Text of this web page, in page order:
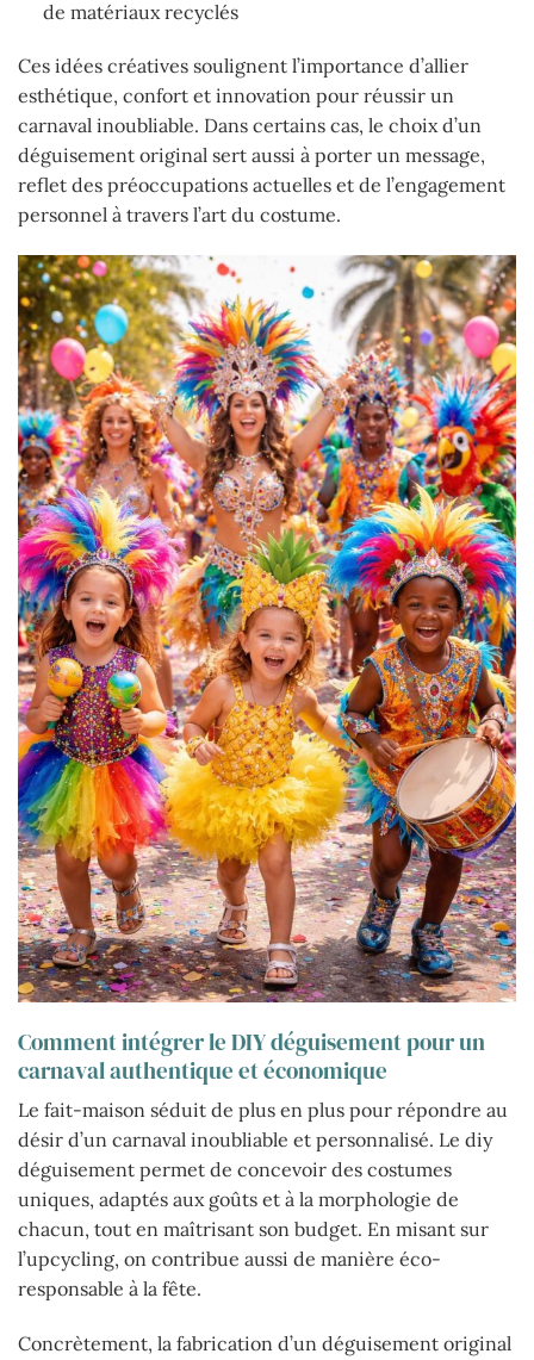
de matériaux recyclés
Ces idées créatives soulignent l’importance d’allier
esthétique, confort et innovation pour réussir un
carnaval inoubliable. Dans certains cas, le choix d’un
déguisement original sert aussi à porter un message,
reflet des préoccupations actuelles et de l’engagement
personnel à travers l’art du costume.
Comment intégrer le DIY déguisement pour un
carnaval authentique et économique
Le fait-maison séduit de plus en plus pour répondre au
désir d’un carnaval inoubliable et personnalisé. Le diy
déguisement permet de concevoir des costumes
uniques, adaptés aux goûts et à la morphologie de
chacun, tout en maîtrisant son budget. En misant sur
l’upcycling, on contribue aussi de manière éco-
responsable à la fête.
Concrètement, la fabrication d’un déguisement original